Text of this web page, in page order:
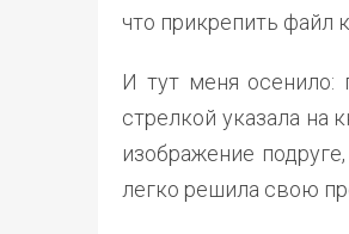
что прикрепить файл
И тут меня осенило:
стрелкой указала на
изображение
легко решила свою